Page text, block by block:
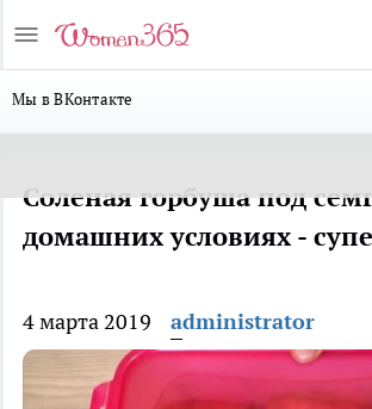
Мы в ВКонтакте
Соленая горбуша под
домашних условиях -
4 марта 2019 administrator